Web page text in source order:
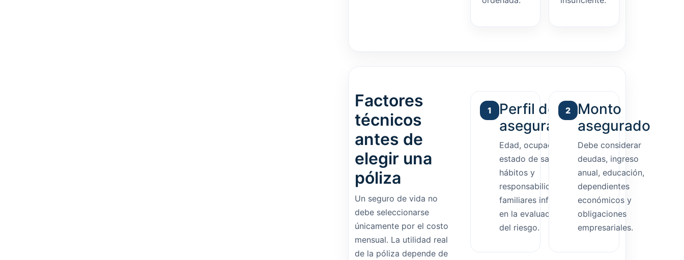
Factores
técnicos
antes de
elegir una
póliza
Un seguro de vida no
debe seleccionarse
únicamente por el costo
mensual. La utilidad real
de la póliza depende de
1
Perfil del
asegurado
Edad, ocupación,
estado de salud,
hábitos y
responsabilidades
familiares influyen
en la evaluación
del riesgo.
2
Monto
asegurado
Debe considerar
deudas, ingreso
anual, educación,
dependientes
económicos y
obligaciones
empresariales.